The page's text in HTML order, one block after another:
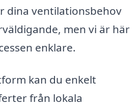
dina ventilationsbehov
men vi är här
enklare.
kan du enkelt
från lokala